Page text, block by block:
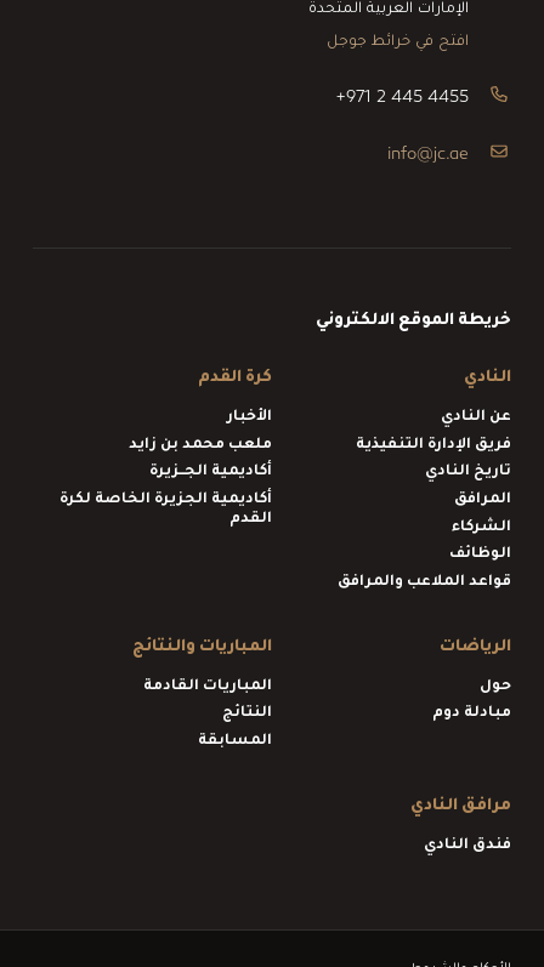
الإمارات العربية المتحدة
افتح في خرائط جوجل
+971 2 445 4455
info@jc.ae
خريطة الموقع الالكتروني
النادي
عن النادي
فريق الإدارة التنفيذية
تاريخ النادي
المرافق
الشركاء
الوظائف
قواعد الملاعب والمرافق
كرة القدم
الأخبار
ملعب محمد بن زايد
أكاديمية الجــزيرة
أكاديمية الجزيرة الخاصة لكرة
القدم
الرياضات
حول
مبادلة دوم
المباريات والنتائج
المباريات القادمة
النتائج
المسابقة
مرافق النادي
فندق النادي